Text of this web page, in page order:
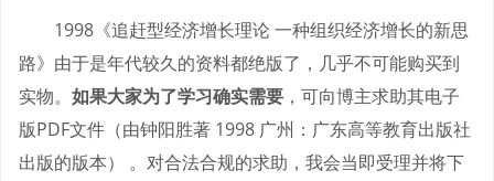
1998《追赶型经济增长理论 一种组织经济增长的新思
路》由于是年代较久的资料都绝版了，几乎不可能购买到
实物。 如果大家为了学习确实需要 ，可向博主求助其电子
版PDF文件（由钟阳胜著 1998 广州：广东高等教育出版社
出版的版本） 。对合法合规的求助，我会当即受理并将下